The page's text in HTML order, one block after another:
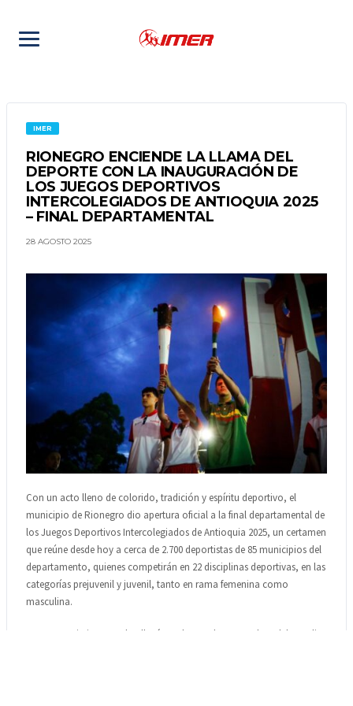
IMER
RIONEGRO ENCIENDE LA LLAMA DEL
DEPORTE CON LA INAUGURACIÓN DE
LOS JUEGOS DEPORTIVOS
INTERCOLEGIADOS DE ANTIOQUIA 2025
– FINAL DEPARTAMENTAL
28 AGOSTO 2025
Con un acto lleno de colorido, tradición y espíritu deportivo, el
municipio de Rionegro dio apertura oficial a la final departamental de
los Juegos Deportivos Intercolegiados de Antioquia 2025, un certamen
que reúne desde hoy a cerca de 2.700 deportistas de 85 municipios del
departamento, quienes competirán en 22 disciplinas deportivas, en las
categorías prejuvenil y juvenil, tanto en rama femenina como
masculina.
La ceremonia inaugural se llevó a cabo en el parqueadero del Estadio